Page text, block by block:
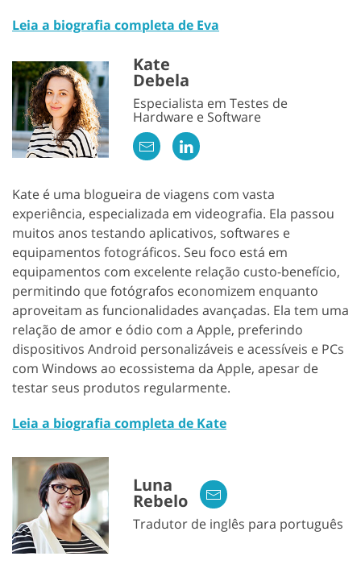
Leia a biografia completa de Eva
Kate
Debela
Especialista em Testes de
Hardware e Software
Kate é uma blogueira de viagens com vasta
experiência, especializada em videografia. Ela passou
muitos anos testando aplicativos, softwares e
equipamentos fotográficos. Seu foco está em
equipamentos com excelente relação custo-benefício,
permitindo que fotógrafos economizem enquanto
aproveitam as funcionalidades avançadas. Ela tem uma
relação de amor e ódio com a Apple, preferindo
dispositivos Android personalizáveis ​​e acessíveis e PCs
com Windows ao ecossistema da Apple, apesar de
testar seus produtos regularmente.
Leia a biografia completa de Kate
Luna
Rebelo
Tradutor de inglês para português